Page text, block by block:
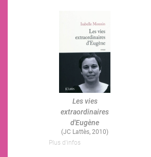
Les vies
extraordinaires
d'Eugène
(JC Lattès, 2010)
Plus d'infos